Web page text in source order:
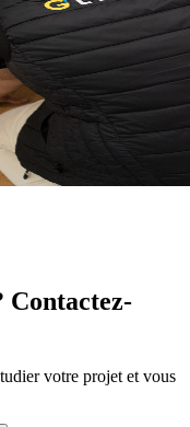
Contactez-
votre projet et vous